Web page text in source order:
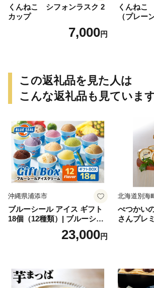
くんねこ シフォンラスク 2
カップ
7,000円
くんねこ
（プレー
この返礼品を見た人は
こんな返礼品も見ていま
沖縄県浦添市
ブルーシール アイス ギフト
18個（12種類）| ブルーシー
ルアイス ブルーシールアイ
スクリーム 着日指定可能 送
誕生日 カップ 詰め合わせ バ
ラエティ | バニラ チョコレー
ト ストロベリー ピスタチオ
23,000円
北海道別海
べつかい
さんプレ
12個（
ス 北海
道産アイ
ーム ギフ
せ ふるさ